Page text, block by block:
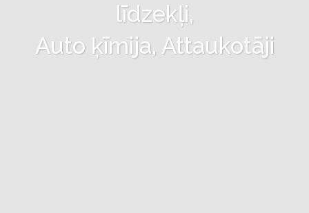
līdzekļi,
Auto ķīmija, Attaukotāji